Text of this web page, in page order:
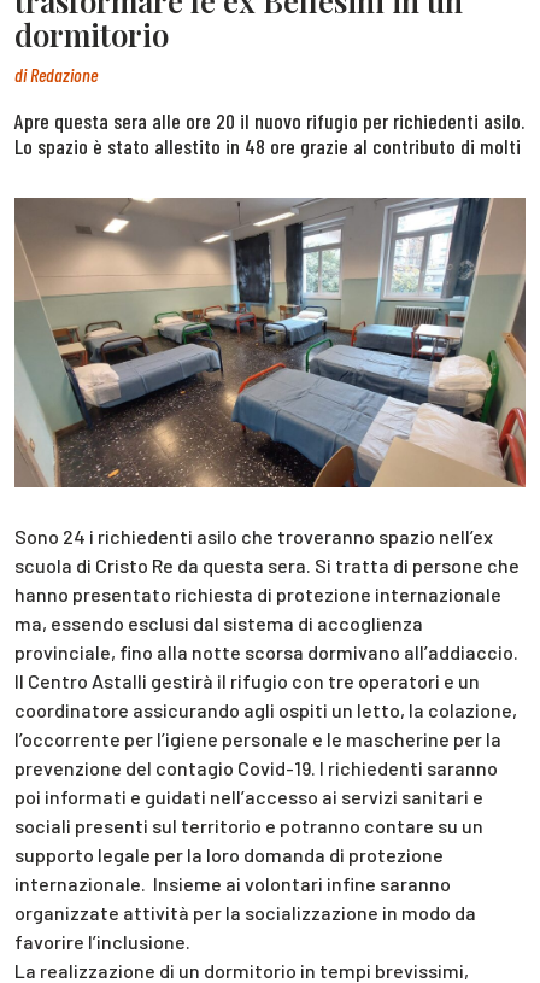
dormitorio
diRedazione
Apre questa sera alle ore 20 il nuovo rifugio per richiedenti asilo.
Lo spazio è stato allestito in 48 ore grazie al contributo di molti
Sono 24 i richiedenti asilo che troveranno spazio nell’ex
scuola di Cristo Re da questa sera. Si tratta di persone che
hanno presentato richiesta di protezione internazionale
ma, essendo esclusi dal sistema di accoglienza
provinciale, fino alla notte scorsa dormivano all’addiaccio.
Il Centro Astalli gestirà il rifugio con tre operatori e un
coordinatore assicurando agli ospiti un letto, la colazione,
l’occorrente per l’igiene personale e le mascherine per la
prevenzione del contagio Covid-19. I richiedenti saranno
poi informati e guidati nell’accesso ai servizi sanitari e
sociali presenti sul territorio e potranno contare su un
supporto legale per la loro domanda di protezione
internazionale. Insieme ai volontari infine saranno
organizzate attività per la socializzazione in modo da
favorire l’inclusione.
La realizzazione di un dormitorio in tempi brevissimi,